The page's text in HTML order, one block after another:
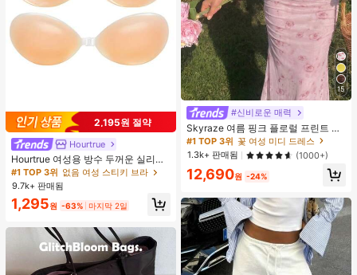
2,195원 절약
Hourtrue
Hourtrue 여성용 방수 두꺼운 실리콘
가슴 페탈, 작은 가슴 리프트업 & 푸시
인용, 웨딩 촬영 및 들러리용
#1 TOP 3위 없음 여성 스티키 브라
9.7k+ 판매됨
1,295원 -63% 마지막 2일
15
#신비로운 매력
Skyraze 여름 핑크 플로럴 프린트 주
름 메쉬 캐미 롱 드레스, 여름 드레스,
봄 옷
#1 TOP 3위 꽃 여성 미디 드레스
1.3k+ 판매됨
(1000+)
12,690원 -24%